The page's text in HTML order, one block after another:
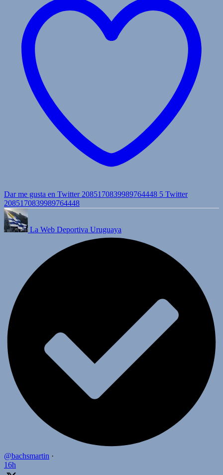
Dar me gusta en Twitter 2085170839989764448 5 Twitter
2085170839989764448
La Web Deportiva Uruguaya
@bachsmartin ·
16h